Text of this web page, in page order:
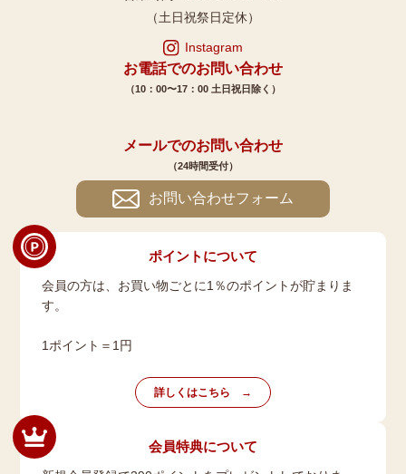
（土日祝祭日定休）
Instagram
お電話でのお問い合わせ
（10：00〜17：00 土日祝日除く）
メールでのお問い合わせ
（24時間受付）
お問い合わせフォーム
ポイントについて
会員の方は、お買い物ごとに1％のポイントが貯まりま
す。
1ポイント＝1円
詳しくはこちら
会員特典について